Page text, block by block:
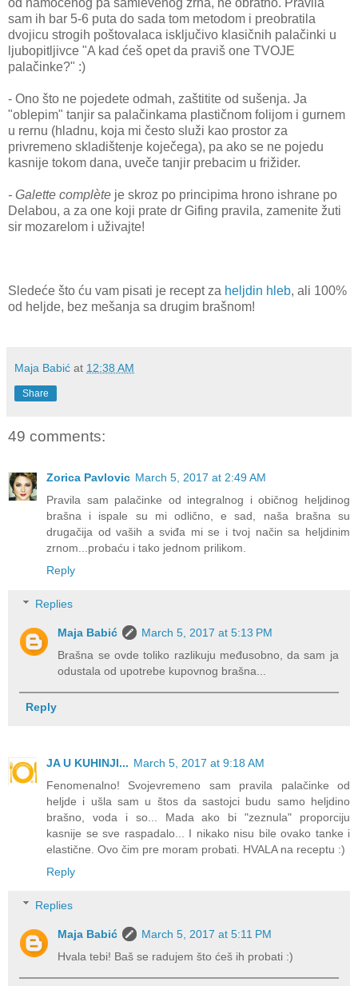
od namočenog pa samlevenog zrna, ne obratno. Pravila
sam ih bar 5-6 puta do sada tom metodom i preobratila
dvojicu strogih poštovalaca isključivo klasičnih palačinki u
ljubopitljivce "A kad ćeš opet da praviš one TVOJE
palačinke?" :)
- Ono što ne pojedete odmah, zaštitite od sušenja. Ja
"oblepim" tanjir sa palačinkama plastičnom folijom i gurnem
u rernu (hladnu, koja mi često služi kao prostor za
privremeno skladištenje koječega), pa ako se ne pojedu
kasnije tokom dana, uveče tanjir prebacim u frižider.
- Galette complète je skroz po principima hrono ishrane po
Delabou, a za one koji prate dr Gifing pravila, zamenite žuti
sir mozarelom i uživajte!
Sledeće što ću vam pisati je recept za heljdin hleb, ali 100%
od heljde, bez mešanja sa drugim brašnom!
Maja Babić at 12:38 AM
Share
49 comments:
Zorica Pavlovic March 5, 2017 at 2:49 AM
Pravila sam palačinke od integralnog i običnog heljdinog
brašna i ispale su mi odlično, e sad, naša brašna su
drugačija od vaših a sviđa mi se i tvoj način sa heljdinim
zrnom...probaću i tako jednom prilikom.
Reply
Replies
Maja Babić
March 5, 2017 at 5:13 PM
Brašna se ovde toliko razlikuju međusobno, da sam ja
odustala od upotrebe kupovnog brašna...
Reply
JA U KUHINJI... March 5, 2017 at 9:18 AM
Fenomenalno! Svojevremeno sam pravila palačinke od
heljde i ušla sam u štos da sastojci budu samo heljdino
brašno, voda i so... Mada ako bi "zeznula" proporciju
kasnije se sve raspadalo... I nikako nisu bile ovako tanke i
elastične. Ovo čim pre moram probati. HVALA na receptu :)
Reply
Replies
Maja Babić
March 5, 2017 at 5:11 PM
Hvala tebi! Baš se radujem što ćeš ih probati :)